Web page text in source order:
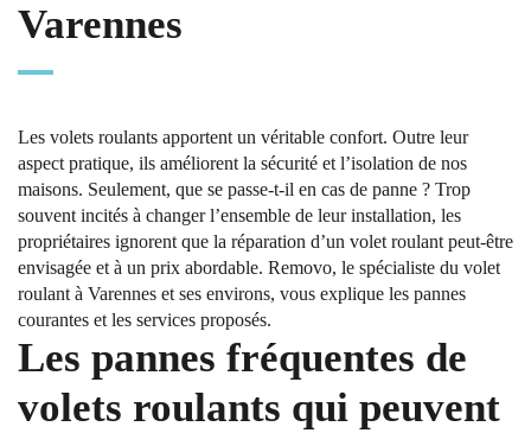
Varennes
Les volets roulants apportent un véritable confort. Outre leur
aspect pratique, ils améliorent la sécurité et l’isolation de nos
maisons. Seulement, que se passe-t-il en cas de panne ? Trop
souvent incités à changer l’ensemble de leur installation, les
propriétaires ignorent que la réparation d’un volet roulant peut-être
envisagée et à un prix abordable. Removo, le spécialiste du volet
roulant à Varennes et ses environs, vous explique les pannes
courantes et les services proposés.
Les pannes fréquentes de
volets roulants qui peuvent